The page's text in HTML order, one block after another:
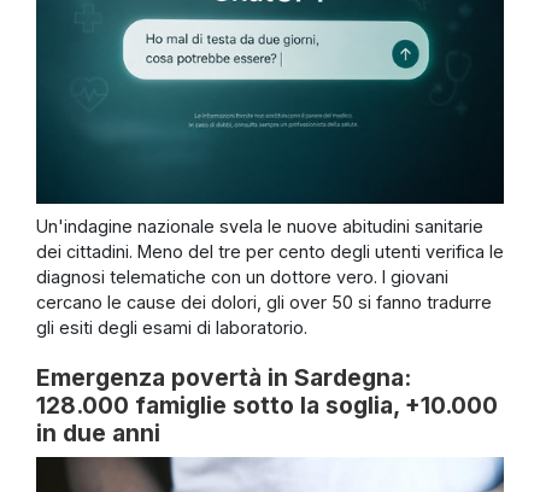
Un'indagine nazionale svela le nuove abitudini sanitarie
dei cittadini. Meno del tre per cento degli utenti verifica le
diagnosi telematiche con un dottore vero. I giovani
cercano le cause dei dolori, gli over 50 si fanno tradurre
gli esiti degli esami di laboratorio.
Emergenza povertà in Sardegna:
128.000 famiglie sotto la soglia, +10.000
in due anni